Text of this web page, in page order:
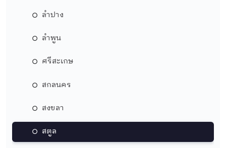
ลำปาง
ลำพูน
ศรีสะเกษ
สกลนคร
สงขลา
สตูล